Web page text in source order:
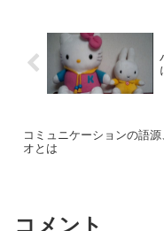
コミュニケーションの語
オとは
コメント